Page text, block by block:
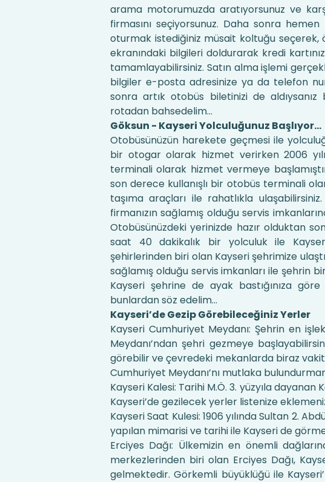
arama motorumuzda aratıyorsunuz ve
firmasını seçiyorsunuz. Daha sonra
oturmak istediğiniz müsait koltuğu seçerek,
ekranındaki bilgileri doldurarak kredi
tamamlayabilirsiniz. Satın alma işlemi
bilgiler e-posta adresinize ya da telefon
sonra artık otobüs biletinizi de
rotadan bahsedelim…
Göksun - Kayseri Yolculuğunuz Başlıyor…
Otobüsünüzün harekete geçmesi ile
bir otogar olarak hizmet verirken 2006
terminali olarak hizmet vermeye
son derece kullanışlı bir otobüs terminali
taşıma araçları ile rahatlıkla
firmanızın sağlamış olduğu servis
Otobüsünüzdeki yerinizde hazır olduktan
saat 40 dakikalık bir yolculuk ile Kayseri
şehirlerinden biri olan Kayseri şehrimize
sağlamış olduğu servis imkanları ile şehrin
Kayseri şehrine de ayak bastığınıza
bunlardan söz edelim...
Kayseri’de Gezip Görebileceğiniz Yerler
Kayseri Cumhuriyet Meydanı: Şehrin en
Meydanı’ndan şehri gezmeye
görebilir ve çevredeki mekanlarda biraz
Cumhuriyet Meydanı’nı mutlaka
Kayseri Kalesi: Tarihi M.Ö. 3. yüzyıla
Kayseri’de gezilecek yerler listenize
Kayseri Saat Kulesi: 1906 yılında Sultan 2.
yapılan mimarisi ve tarihi ile Kayseri de
Erciyes Dağı: Ülkemizin en önemli
merkezlerinden biri olan Erciyes Dağı,
gelmektedir. Görkemli büyüklüğü ile